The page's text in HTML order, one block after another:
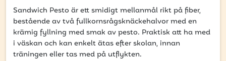
Ange din e-postadress nedan för att ta del av våra
nyheter och erbjudanden.
E-postadress
Sandwich Pesto är ett smidigt mellanmål rikt på fiber,
bestående av två fullkornsrågsknäckehalvor med en
krämig fyllning med smak av pesto. Praktisk att ha med
i väskan och kan enkelt ätas efter skolan, innan
träningen eller tas med på utflykten.